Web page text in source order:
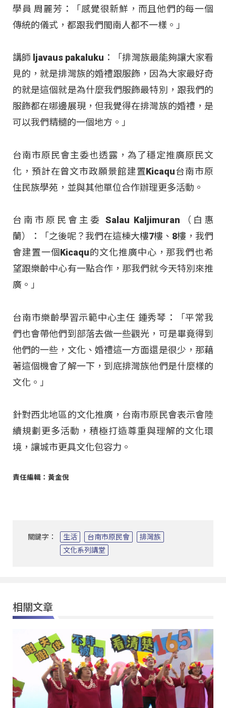
學員 周麗芳：「感覺很新鮮，而且他們的每一個
傳統的儀式，都跟我們閩南人都不一樣。」
講師 ljavaus pakaluku：「排灣族最能夠讓大家看
見的，就是排灣族的婚禮跟服飾，因為大家最好奇
的就是這個就是為什麼我們服飾最特別，跟我們的
服飾都在哪邊展現，但我覺得在排灣族的婚禮，是
可以我們精髓的一個地方。」
台南市原民會主委也透露，為了穩定推廣原民文
化，預計在曾文市政願景館建置Kicaqu台南市原
住民族學苑，並與其他單位合作辦理更多活動。
台南市原民會主委 Salau Kaljimuran（白惠
蘭）：「之後呢？我們在這棟大樓7樓、8樓，我們
會建置一個Kicaqu的文化推廣中心，那我們也希
望跟樂齡中心有一點合作，那我們就今天特別來推
廣。」
台南市樂齡學習示範中心主任 鍾秀琴：「平常我
們也會帶他們到部落去做一些觀光，可是畢竟得到
他們的一些，文化、婚禮這一方面還是很少，那藉
著這個機會了解一下，到底排灣族他們是什麼樣的
文化。」
針對西北地區的文化推廣，台南市原民會表示會陸
續規劃更多活動，積極打造尊重與理解的文化環
境，讓城市更具文化包容力。
責任編輯：黃金倪
關鍵字： 生活 台南市原民會
排灣族
文化系列講堂
相關文章